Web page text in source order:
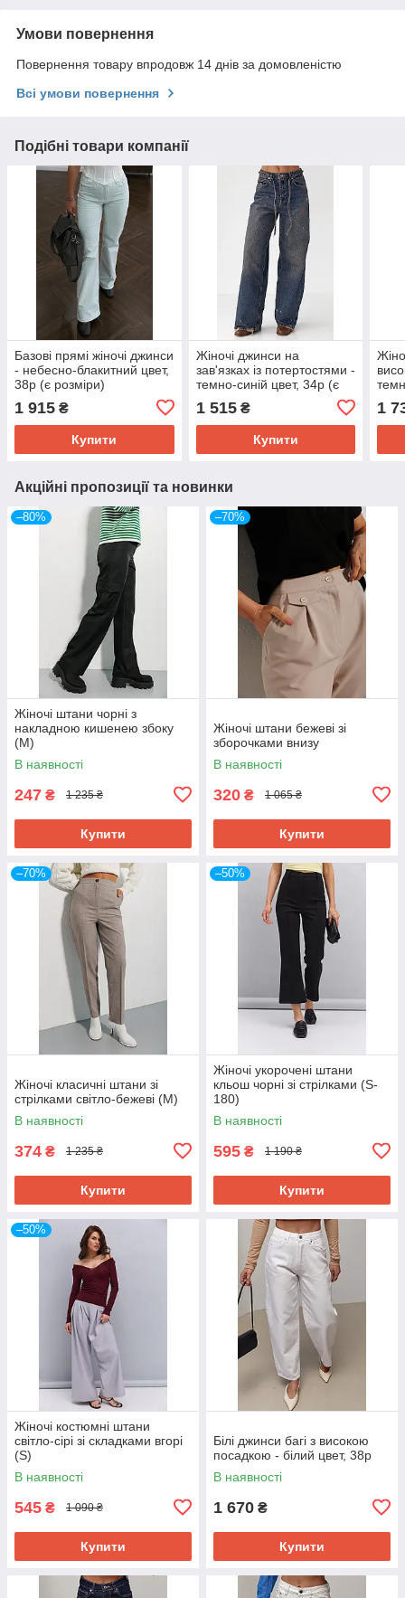
Умови повернення
Повернення товару впродовж 14 днів за домовленістю
Всі умови повернення
Подібні товари компанії
Базові прямі жіночі джинси
- небесно-блакитний цвет,
38р (є розміри)
1 915 ₴
Купити
Жіночі джинси на
зав'язках із потертостями -
темно-синій цвет, 34р (є
1 515₴
Купити
1
Акційні пропозиції та новинки
–80%
Жіночі штани чорні з
накладною кишенею збоку
(M)
В наявності
247 ₴ 1 235 ₴
Купити
–70%
Жіночі штани бежеві зі
зборочками внизу
В наявності
320 ₴ 1 065 ₴
Купити
–70%
Жіночі класичні штани зі
стрілками світло-бежеві (M)
В наявності
374 ₴ 1 235 ₴
Купити
–50%
Жіночі укорочені штани
кльош чорні зі стрілками (S-
180)
В наявності
595 ₴ 1 190 ₴
Купити
–50%
Жіночі костюмні штани
світло-сірі зі складками вгорі
(S)
В наявності
545 ₴ 1 090 ₴
Купити
Білі джинси багі з високою
посадкою - білий цвет, 38р
В наявності
1 670 ₴
Купити